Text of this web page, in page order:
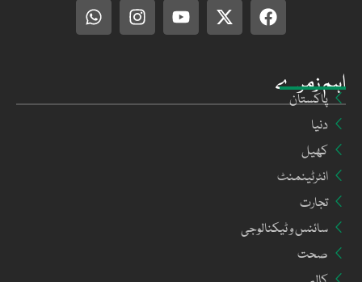
اہم زمرے
پاکستان
دنیا
کھیل
انٹرٹینمنٹ
تجارت
سائنس و ٹیکنالوجی
صحت